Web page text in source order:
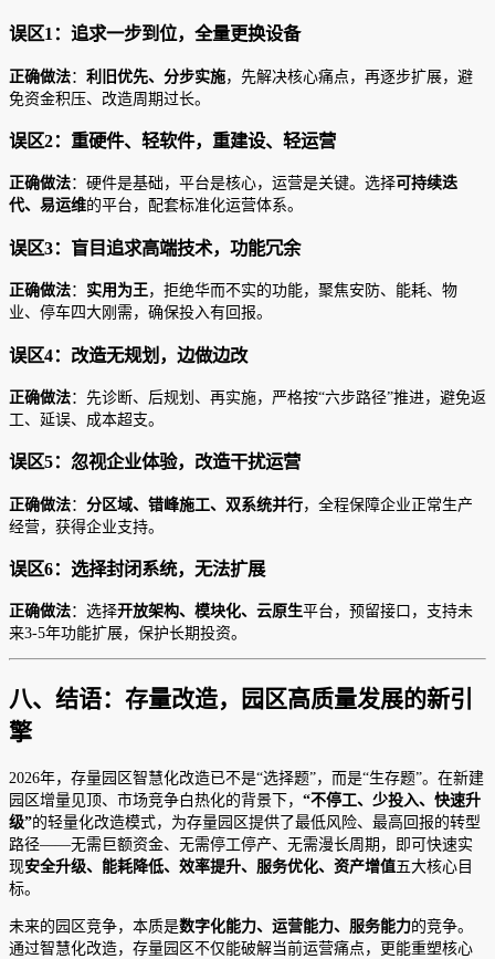
误区1：追求一步到位，全量更换设备
正确做法： 利旧优先、分步实施，先解决核心痛点，再逐步扩展，避
免资金积压、改造周期过长。
误区2：重硬件、轻软件，重建设、轻运营
正确做法：硬件是基础，平台是核心，运营是关键。选择可持续迭
代、易运维的平台，配套标准化运营体系。
误区3：盲目追求高端技术，功能冗余
正确做法： 实用为王，拒绝华而不实的功能，聚焦安防、能耗、物
业、停车四大刚需，确保投入有回报。
误区4：改造无规划，边做边改
正确做法：先诊断、后规划、再实施，严格按“六步路径”推进，避免返
工、延误、成本超支。
误区5：忽视企业体验，改造干扰运营
正确做法： 分区域、错峰施工、双系统并行，全程保障企业正常生产
经营，获得企业支持。
误区6：选择封闭系统，无法扩展
正确做法：选择开放架构、模块化、云原生平台，预留接口，支持未
来3-5年功能扩展，保护长期投资。
八、结语：存量改造，园区高质量发展的新引
擎
2026年，存量园区智慧化改造已不是“选择题”，而是“生存题”。在新建
园区增量见顶、市场竞争白热化的背景下， “不停工、少投入、快速升
级”的轻量化改造模式，为存量园区提供了最低风险、最高回报的转型
路径——无需巨额资金、无需停工停产、无需漫长周期，即可快速实
现安全升级、能耗降低、效率提升、服务优化、资产增值五大核心目
标。
未来的园区竞争，本质是数字化能力、运营能力、服务能力的竞争。
通过智慧化改造，存量园区不仅能破解当前运营痛点，更能重塑核心